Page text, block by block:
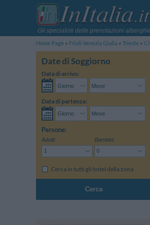
Gli specialisti delle prenotazioni
Home Page
Friuli-Venezia Giulia Trieste
Date di Soggiorno
Data di arrivo:
Data di partenza:
Persone:
Adulti: Bambini:
Cerca in tutti gli hotel della zona
Cerca